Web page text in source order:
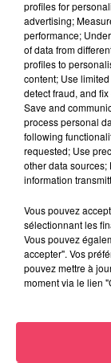
29 juillet 2026
INCENDIE EN
PAS...
profiles for
advertising;
performance;
of data from
profiles to
content; Use
detect fraud, and
Save and
process personal
following
requested; Use
other data sources;
information
Vous pouvez
sélectionnant les
Vous pouvez
accepter". Vos
pouvez mettre à
moment via le lien